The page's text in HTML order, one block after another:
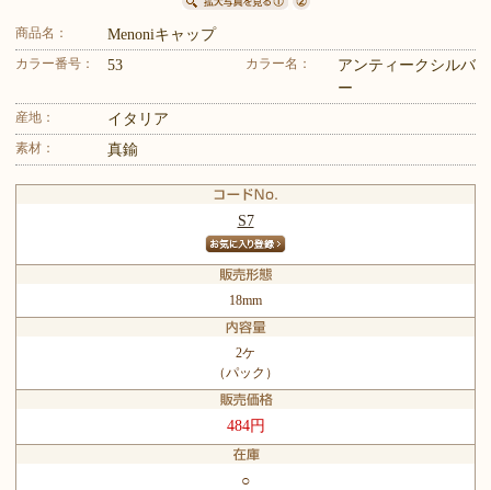
商品名： Menoniキャップ
カラー番号： 53 カラー名：
アンティークシルバ
ー
産地： イタリア
素材： 真鍮
S7
18mm
2ケ
（パック）
484円
○